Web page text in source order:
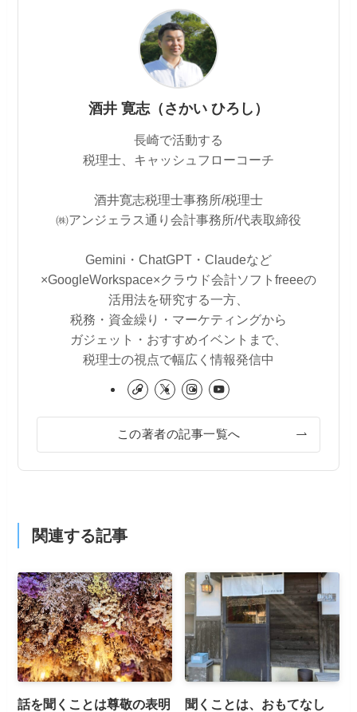
酒井 寛志（さかい ひろし）
長崎で活動する
税理士、キャッシュフローコーチ
酒井寛志税理士事務所/税理士
㈱アンジェラス通り会計事務所/代表取締役
Gemini・ChatGPT・Claudeなど
×GoogleWorkspace×クラウド会計ソフトfreeeの
活用法を研究する一方、
税務・資金繰り・マーケティングから
ガジェット・おすすめイベントまで、
税理士の視点で幅広く情報発信中
この著者の記事一覧へ
関連する記事
話を聞くことは尊敬の表明 聞くことは、おもてなし